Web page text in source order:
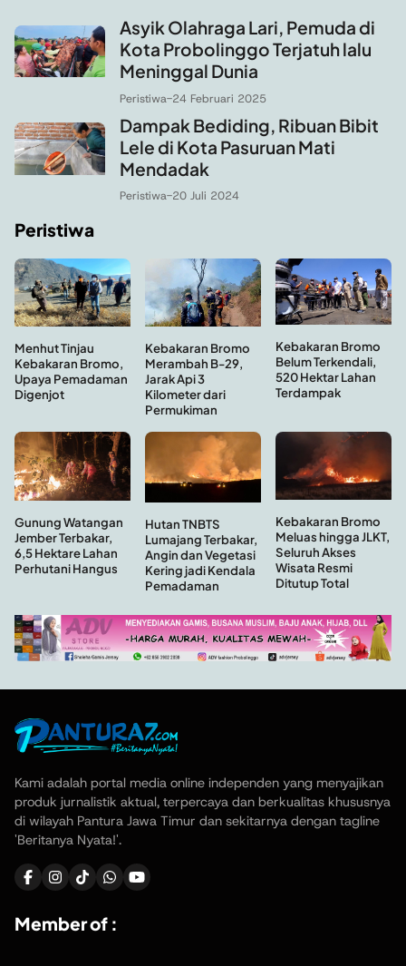
Asyik Olahraga Lari, Pemuda di
Kota Probolinggo Terjatuh lalu
Meninggal Dunia
Peristiwa-24 Februari 2025
Dampak Bediding, Ribuan Bibit
Lele di Kota Pasuruan Mati
Mendadak
Peristiwa-20 Juli 2024
Peristiwa
Menhut Tinjau
Kebakaran Bromo,
Upaya Pemadaman
Digenjot
Kebakaran Bromo
Merambah B-29,
Jarak Api 3
Kilometer dari
Permukiman
Kebakaran Bromo
Belum Terkendali,
520 Hektar Lahan
Terdampak
Gunung Watangan
Jember Terbakar,
6,5 Hektare Lahan
Perhutani Hangus
Hutan TNBTS
Lumajang Terbakar,
Angin dan Vegetasi
Kering jadi Kendala
Pemadaman
Kebakaran Bromo
Meluas hingga JLKT,
Seluruh Akses
Wisata Resmi
Ditutup Total
Kami adalah portal media online independen yang menyajikan
produk jurnalistik aktual, terpercaya dan berkualitas khususnya
di wilayah Pantura Jawa Timur dan sekitarnya dengan tagline
'Beritanya Nyata!'.
Member of :